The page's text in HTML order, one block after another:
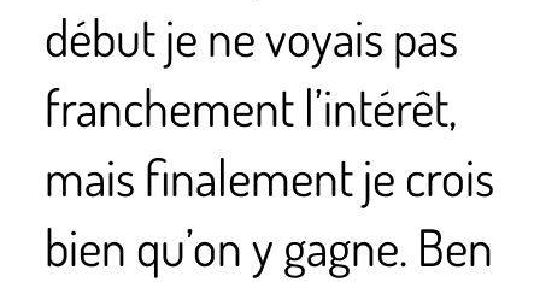
début je ne voyais pas
franchement l’intérêt,
mais finalement je crois
bien qu’on y gagne. Ben